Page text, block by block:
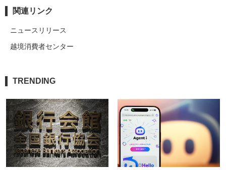
関連リンク
ニュースリリース
越境消費者センター
TRENDING